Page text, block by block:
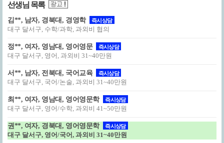
선생님 목록
김**, 남자, 경북대, 경영학 즉시상담
대구 달서구, 수학/과학, 과외비 협의
정**, 여자, 영남대, 영어영문 즉시상담
대구 달서구, 영어, 과외비 31~40만원
서**, 남자, 전북대, 국어교육 즉시상담
대구 달서구, 국어/논술, 과외비 31~40만원
최**, 여자, 영남대, 영어영문학 즉시상담
대구 달서구, 영어/수학, 과외비 41~50만원
권**, 여자, 경북대, 영어영문학 즉시상담
대구 달서구, 영어/국어, 과외비 31~40만원